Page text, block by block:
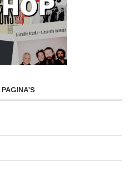
PAGINA’S